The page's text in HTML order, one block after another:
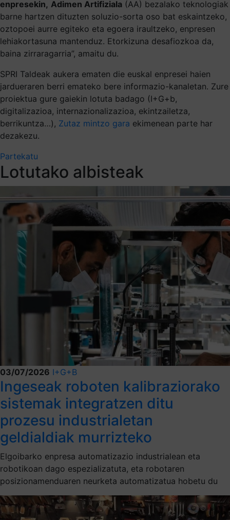
enpresekin, Adimen Artifiziala (AA) bezalako teknologiak
barne hartzen dituzten soluzio-sorta oso bat eskaintzeko,
oztopoei aurre egiteko eta egoera iraultzeko, enpresen
lehiakortasuna mantenduz. Etorkizuna desafiozkoa da,
baina zirraragarria”, amaitu du.
SPRI Taldeak aukera ematen die euskal enpresei haien
jardueraren berri emateko bere informazio-kanaletan. Zure
proiektua gure gaiekin lotuta badago (I+G+b,
digitalizazioa, internazionalizazioa, ekintzailetza,
berrikuntza…), Zutaz mintzo gara ekimenean parte har
dezakezu.
Partekatu
Lotutako albisteak
03/07/2026 I+G+B
Ingeseak roboten kalibraziorako
sistemak integratzen ditu
prozesu industrialetan
geldialdiak murrizteko
Elgoibarko enpresa automatizazio industrialean eta
robotikoan dago espezializatuta, eta robotaren
posizionamenduaren neurketa automatizatua hobetu du